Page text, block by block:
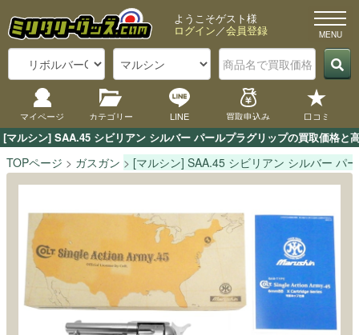
[マルシン] SAA.45 シビリアン シルバー パールプラグリップの買取価格
ようこそゲスト様
ログイン／会員登録
マイページ カテゴリー LINE 買取申込み 口コミ
TOPページ ガスガン [マルシン] SAA.45 シビリアン シルバー パ